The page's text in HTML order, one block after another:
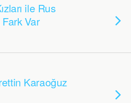
ile Rus
Fark Var
Karaoğuz